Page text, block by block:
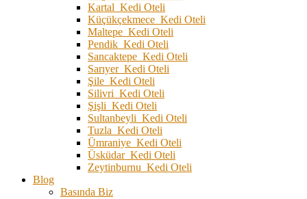
Kartal Kedi Oteli
Küçükçekmece Kedi Oteli
Maltepe Kedi Oteli
Pendik Kedi Oteli
Sancaktepe Kedi Oteli
Sarıyer Kedi Oteli
Şile Kedi Oteli
Silivri Kedi Oteli
Şişli Kedi Oteli
Sultanbeyli Kedi Oteli
Tuzla Kedi Oteli
Ümraniye Kedi Oteli
Üsküdar Kedi Oteli
Zeytinburnu Kedi Oteli
Blog
Basında Biz